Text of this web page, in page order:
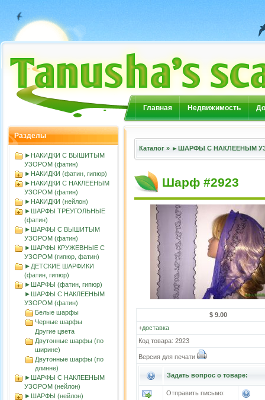
Главная Недвижимость
Разделы
►НАКИДКИ С ВЫШИТЫМ
УЗОРОМ (фатин)
►НАКИДКИ (фатин, гипюр)
►НАКИДКИ С НАКЛЕЕНЫМ
УЗОРОМ (фатин)
►НАКИДКИ (нейлон)
►ШАРФЫ ТРЕУГОЛЬНЫЕ
(фатин)
►ШАРФЫ С ВЫШИТЫМ
УЗОРОМ (фатин)
►ШАРФЫ КРУЖЕВНЫЕ С
УЗОРОМ (гипюр, фатин)
►ДЕТСКИЕ ШАРФИКИ
(фатин, гипюр)
►ШАРФЫ (фатин, гипюр)
►ШАРФЫ С НАКЛЕЕНЫМ
УЗОРОМ (фатин)
Белые шарфы
Черные шарфы
Другие цвета
Двутонные шарфы (по
ширине)
Двутонные шарфы (по
длинне)
►ШАРФЫ С НАКЛЕЕНЫМ
УЗОРОМ (нейлон)
►ШАРФЫ (нейлон)
Каталог » ►ШАРФЫ С НАКЛЕЕНЫМ
Шарф #2923
$ 9.00
+доставка
Код товара: 2923
Версия для печати
Задать вопрос о товаре:
Отправить письмо: